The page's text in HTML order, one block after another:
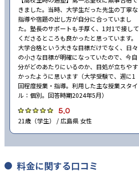
きました。当時、大学生だった先生の丁寧な
指導や宿題の出し方が自分に合っていまし
た。塾長のサポートも手厚く、1対1で接して
くださるところも良かったと思っています。
大学合格という大きな目標だけでなく、日々
の小さな目標が明確になっていたので、今自
分がどのあたりにいるのか、目処が立ちやす
かったように思います（大学受験で、週に1
回程度授業・指導。利用した主な授業スタイ
ル：個別。回答時期2024年5月）
5.0
21歳（学生） / 広島県 女性
料金に関する口コミ